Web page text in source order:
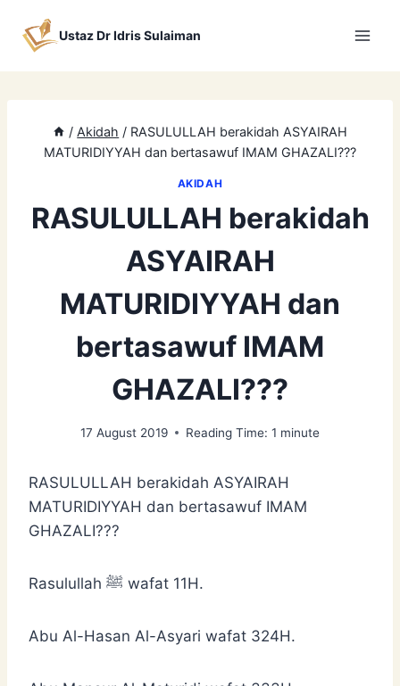
Ustaz Dr Idris Sulaiman
/ Akidah / RASULULLAH berakidah ASYAIRAH
MATURIDIYYAH dan bertasawuf IMAM GHAZALI???
AKIDAH
RASULULLAH berakidah
ASYAIRAH
MATURIDIYYAH dan
bertasawuf IMAM
GHAZALI???
17 August 2019 Reading Time: 1 minute
RASULULLAH berakidah ASYAIRAH
MATURIDIYYAH dan bertasawuf IMAM
GHAZALI???
Rasulullah ﷺ wafat 11H.
Abu Al-Hasan Al-Asyari wafat 324H.